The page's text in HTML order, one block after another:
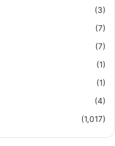
(3)
(7)
(7)
(1)
(1)
(4)
(1,017)